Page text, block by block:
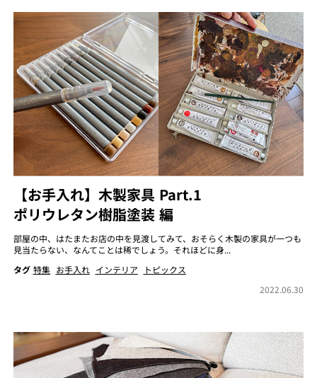
【お手入れ】木製家具 Part.1
ポリウレタン樹脂塗装 編
部屋の中、はたまたお店の中を見渡してみて、おそらく木製の家具が一つも
見当たらない、なんてことは稀でしょう。それほどに身...
タグ 特集 お手入れ インテリア
トピックス
2022.06.30